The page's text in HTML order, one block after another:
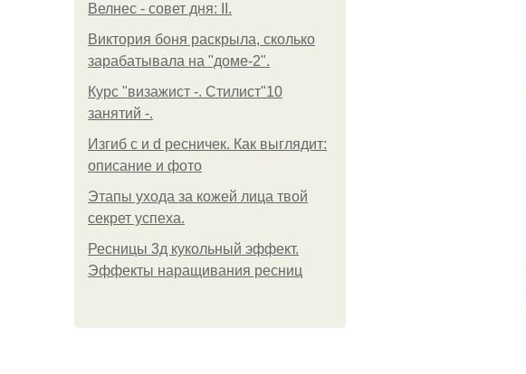
Велнес - совет дня: II.
Виктория боня раскрыла, сколько
зарабатывала на "доме-2".
Курс "визажист -. Стилист"10
занятий -.
Изгиб c и d ресничек. Как выглядит:
описание и фото
Этапы ухода за кожей лица твой
секрет успеха.
Ресницы 3д кукольный эффект.
Эффекты наращивания ресниц